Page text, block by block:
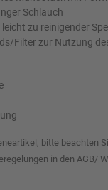
Schlauch
zu reinigender
Filter zur Nutzung
bitte beachten
in den AGB/